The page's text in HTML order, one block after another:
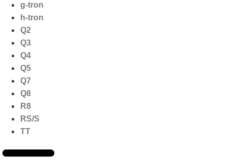
g-tron
h-tron
Q2
Q3
Q4
Q5
Q7
Q8
R8
RS/S
TT